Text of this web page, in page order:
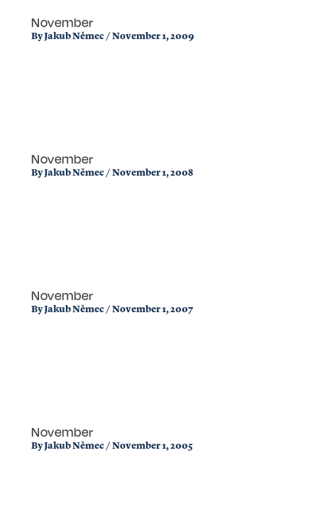
November
ByJakub Němec / November 1, 2009
November
ByJakub Němec / November 1, 2008
November
ByJakub Němec / November 1, 2007
November
ByJakub Němec / November 1, 2005